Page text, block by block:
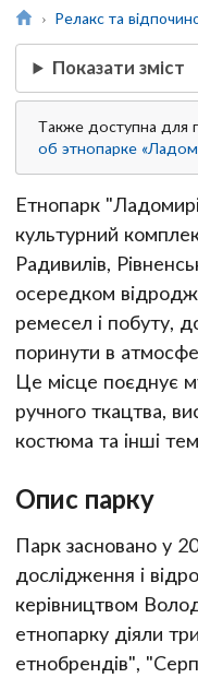
Релакс та
Показати зміст
Также доступна для
об этнопарке
Етнопарк
культурний
Радивилів,
осередком
ремесел і побуту,
поринути в
Це місце поєднує
ручного ткацтва,
костюма та інші
Опис парку
Парк засновано у
дослідження і
керівництвом
етнопарку діяли
етнобрендів",